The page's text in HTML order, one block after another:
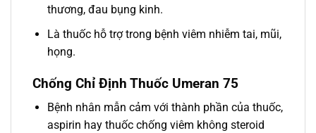
thương, đau bụng kinh.
Là thuốc hỗ trợ trong bệnh viêm nhiễm tai, mũi,
họng.
Chống Chỉ Định Thuốc Umeran 75
Bệnh nhân mẫn cảm với thành phần của thuốc,
aspirin hay thuốc chống viêm không steroid